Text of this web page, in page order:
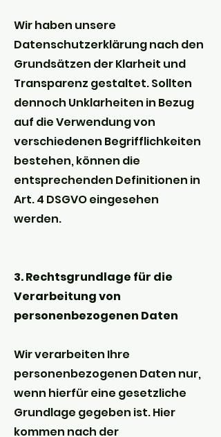
Wir haben unsere
Datenschutzerklärung nach den
Grundsätzen der Klarheit und
Transparenz gestaltet. Sollten
dennoch Unklarheiten in Bezug
auf die Verwendung von
verschiedenen Begrifflichkeiten
bestehen, können die
entsprechenden Definitionen in
Art. 4 DSGVO eingesehen
werden.
3. Rechtsgrundlage für die
Verarbeitung von
personenbezogenen Daten
Wir verarbeiten Ihre
personenbezogenen Daten nur,
wenn hierfür eine gesetzliche
Grundlage gegeben ist. Hier
kommen nach der